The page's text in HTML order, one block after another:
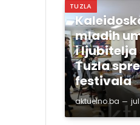
TUZLA
mladih
i ljubitelja
Tuzla
festivala
aktuelno.ba